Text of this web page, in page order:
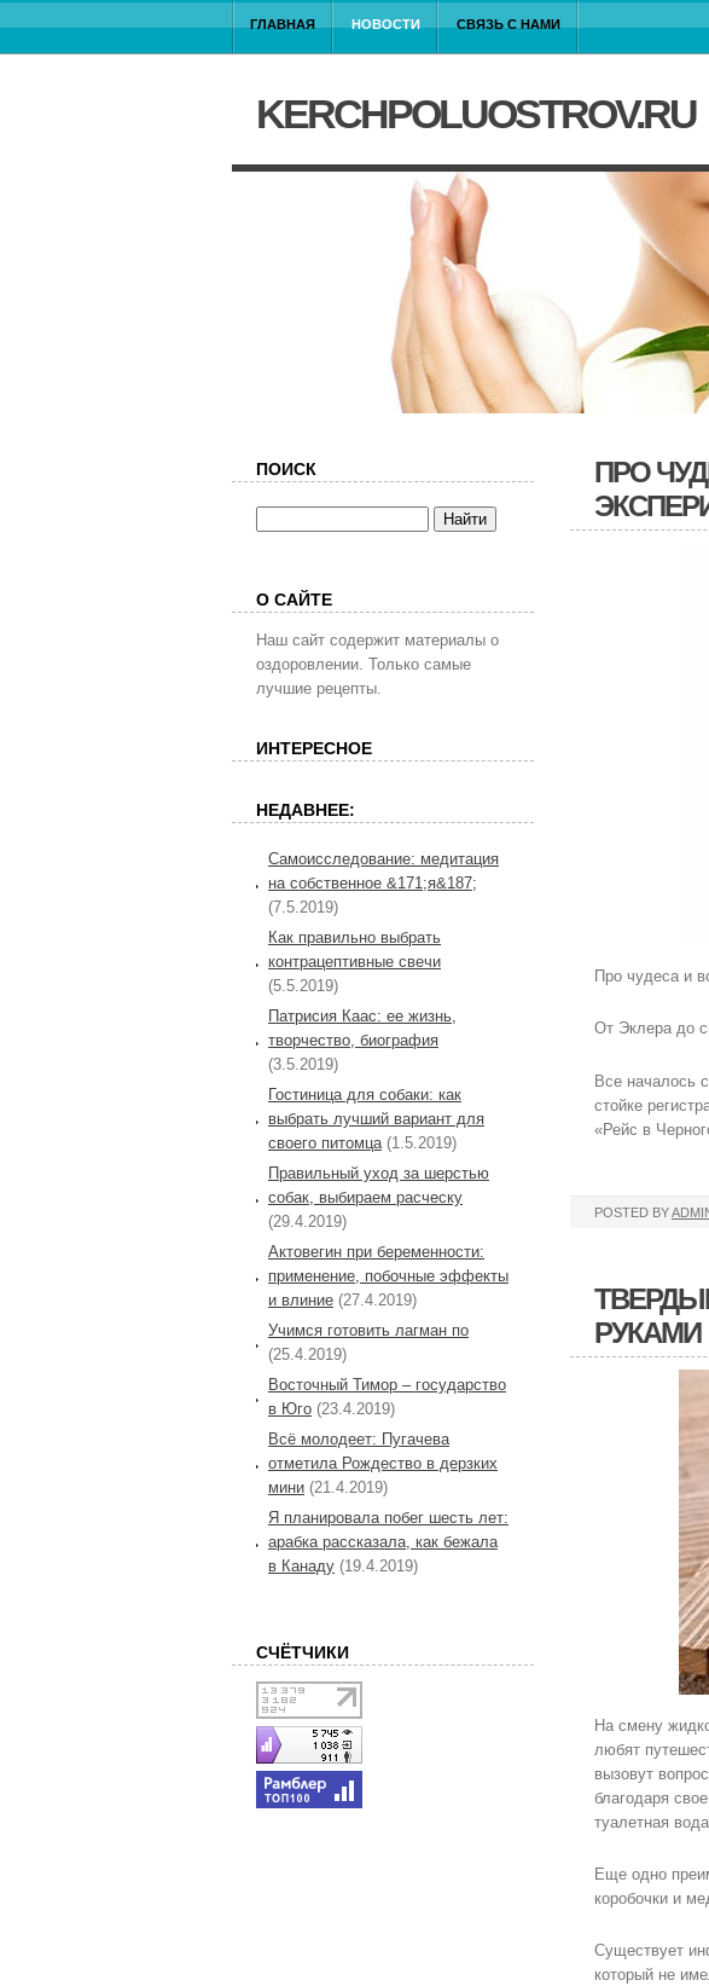
ГЛАВНАЯ НОВОСТИ СВЯЗЬ С НАМИ
KERCHPOLUOSTROV.RU
ПРО
Про чудеса и
От Эклера до
Все началось
стойке
«Рейс в
POSTED BY
РУКАМИ
На смену
любят
вызовут
благодаря
туалетная вода.
Еще одно
коробочки и
Существует
который не
ПОИСК
О САЙТЕ
Наш сайт содержит материалы о
оздоровлении. Только самые
лучшие рецепты.
ИНТЕРЕСНОЕ
НЕДАВНЕЕ:
Самоисследование: медитация
на собственное &171;я&187;
(7.5.2019)
Как правильно выбрать
контрацептивные свечи
(5.5.2019)
Патрисия Каас: ее жизнь,
творчество, биография
(3.5.2019)
Гостиница для собаки: как
выбрать лучший вариант для
своего питомца (1.5.2019)
Правильный уход за шерстью
собак, выбираем расческу
(29.4.2019)
Актовегин при беременности:
применение, побочные эффекты
и влиние (27.4.2019)
Учимся готовить лагман по
(25.4.2019)
Восточный Тимор – государство
в Юго (23.4.2019)
Всё молодеет: Пугачева
отметила Рождество в дерзких
мини (21.4.2019)
Я планировала побег шесть лет:
арабка рассказала, как бежала
в Канаду (19.4.2019)
СЧЁТЧИКИ